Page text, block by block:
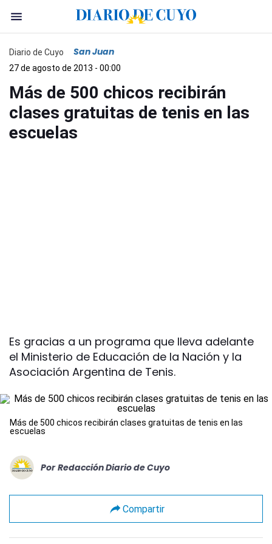
Diario de Cuyo San Juan
27 de agosto de 2013 - 00:00
Más de 500 chicos recibirán
clases gratuitas de tenis en las
escuelas
Es gracias a un programa que lleva adelante
el Ministerio de Educación de la Nación y la
Asociación Argentina de Tenis.
Más de 500 chicos recibirán clases gratuitas de tenis en las
escuelas
Por Redacción Diario de Cuyo
Compartir